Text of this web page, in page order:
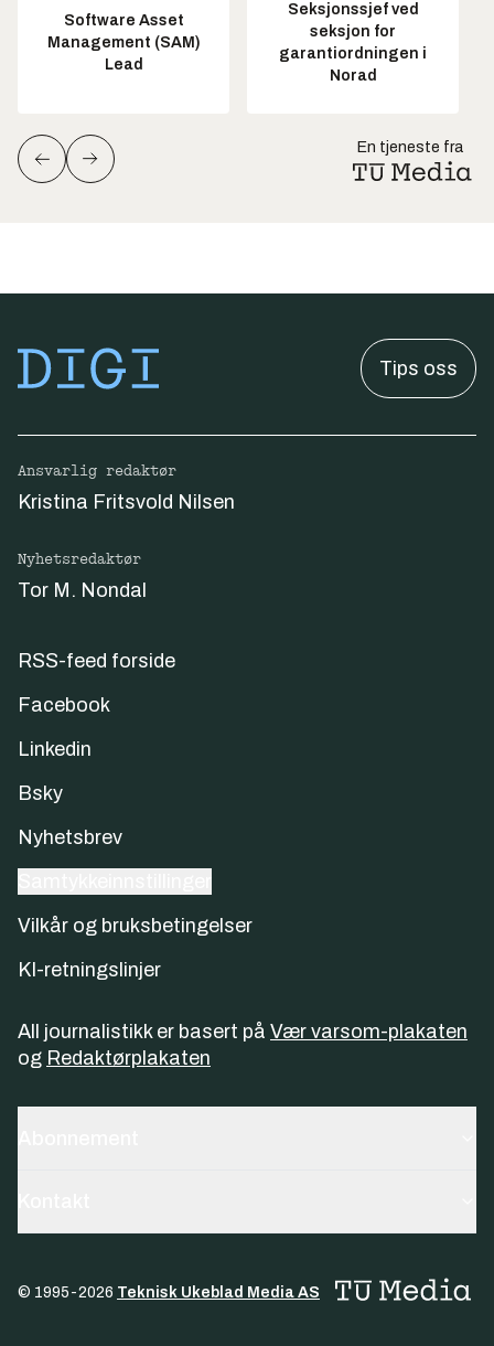
Software Asset
Management (SAM)
Lead
Seksjonssjef ved
seksjon for
garantiordningen i
Norad
En tjeneste fra
Tips oss
Ansvarlig redaktør
Kristina Fritsvold Nilsen
Nyhetsredaktør
Tor M. Nondal
RSS-feed forside
Facebook
Linkedin
Bsky
Nyhetsbrev
Vilkår og bruksbetingelser
KI-retningslinjer
All journalistikk er basert på Vær varsom-plakaten
og Redaktørplakaten
© 1995-2026 Teknisk Ukeblad Media AS